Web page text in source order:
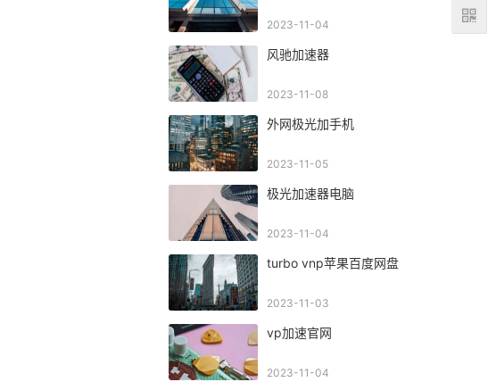
2023-11-04
风驰加速器
2023-11-08
外网极光加手机
2023-11-05
极光加速器电脑
2023-11-04
turbo vnp苹果百度网盘
2023-11-03
vp加速官网
2023-11-04